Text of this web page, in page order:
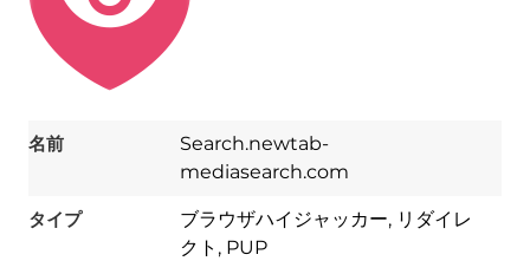
名前
Search.newtab-
mediasearch.com
タイプ
ブラウザハイジャッカー, リダイレ
クト, PUP